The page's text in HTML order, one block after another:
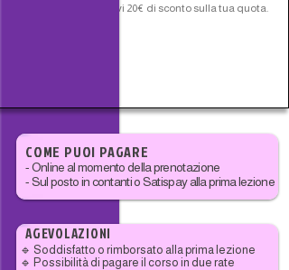
allo stesso corso ricevi 20€ di sconto sulla tua quota.
AGEVOLAZIONI
🔹 Soddisfatto o rimborsato alla prima lezione
🔹 Possibilità di pagare il corso in due rate
COME PUOI PAGARE
- Online al momento della prenotazione
- Sul posto in contanti o Satispay alla prima lezione